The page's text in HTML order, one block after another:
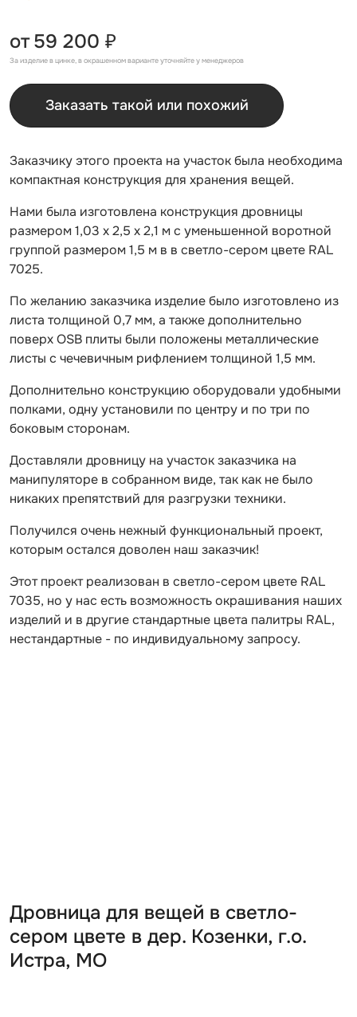
от 59 200 ₽
За изделие в цинке, в окрашенном варианте уточняйте у менеджеров
Заказать такой или похожий
Заказчику этого проекта на участок была необходима
компактная конструкция для хранения вещей.
Нами была изготовлена конструкция дровницы
размером 1,03 х 2,5 х 2,1 м с уменьшенной воротной
группой размером 1,5 м в в светло-сером цвете RAL
7025.
По желанию заказчика изделие было изготовлено из
листа толщиной 0,7 мм, а также дополнительно
поверх OSB плиты были положены металлические
листы с чечевичным рифлением толщиной 1,5 мм.
Дополнительно конструкцию оборудовали удобными
полками, одну установили по центру и по три по
боковым сторонам.
Доставляли дровницу на участок заказчика на
манипуляторе в собранном виде, так как не было
никаких препятствий для разгрузки техники.
Получился очень нежный функциональный проект,
которым остался доволен наш заказчик!
Этот проект реализован в светло-сером цвете RAL
7035, но у нас есть возможность окрашивания наших
изделий и в другие стандартные цвета палитры RAL,
нестандартные - по индивидуальному запросу.
Дровница для вещей в светло-
сером цвете в дер. Козенки, г.о.
Истра, МО